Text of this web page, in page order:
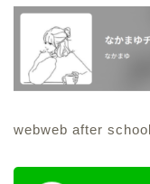
webweb after